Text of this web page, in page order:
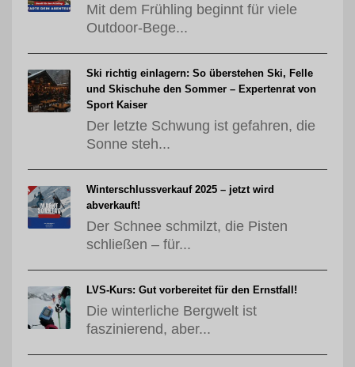
Mit dem Frühling beginnt für viele
Outdoor-Bege...
Ski richtig einlagern: So überstehen Ski, Felle
und Skischuhe den Sommer – Expertenrat von
Sport Kaiser
Der letzte Schwung ist gefahren, die
Sonne steh...
Winterschlussverkauf 2025 – jetzt wird
abverkauft!
Der Schnee schmilzt, die Pisten
schließen – für...
LVS-Kurs: Gut vorbereitet für den Ernstfall!
Die winterliche Bergwelt ist
faszinierend, aber...